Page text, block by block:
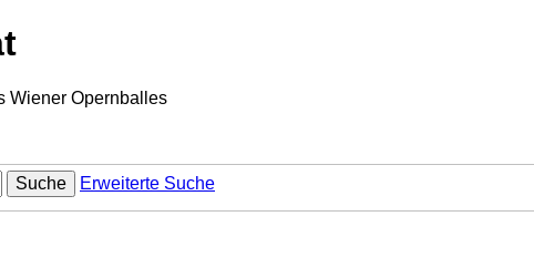
Wiener Opernballes
Suche Erweiterte Suche